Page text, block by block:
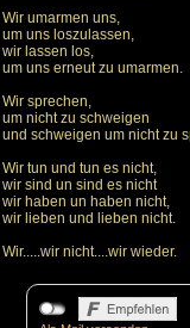
Wir umarmen uns,
um uns loszulassen,
wir lassen los,
um uns erneut zu umarmen.
Wir sprechen,
um nicht zu schweigen
und schweigen um nicht zu
Wir tun und tun es nicht,
wir sind un sind es nicht
wir haben un haben nicht,
wir lieben und lieben nicht.
Wir.....wir nicht....wir wieder.